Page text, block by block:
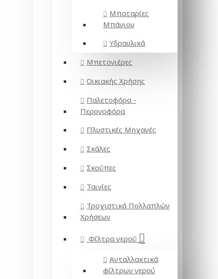
Μπαταρίες
Μπάνιου
Υδραυλικά
Μπετονιέρες
Οικιακής Χρήσης
Παλετοφόρα -
Περονοφόρα
Πλυστικές Μηχανές
Σκάλες
Σκούπες
Ταινίες
Τροχιστικά Πολλαπλών
Χρήσεων
Φίλτρα νερού
Ανταλλακτικά
φίλτρων νερού